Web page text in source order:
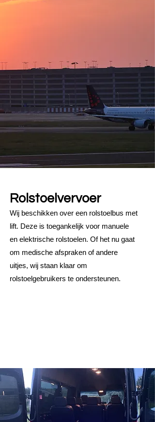
Rolstoelvervoer
Wij beschikken over een rolstoelbus met
lift. Deze is toegankelijk voor manuele
en elektrische rolstoelen. Of het nu gaat
om medische afspraken of andere
uitjes, wij staan klaar om
rolstoelgebruikers te ondersteunen.